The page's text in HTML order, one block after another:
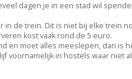
dagen je in een stad wil
de trein. Dit is niet bij elke trein
kost vaak rond de 5 euro.
en moet alles meeslepen, dan
voornamelijk in hostels waar